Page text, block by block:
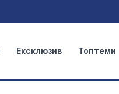
Ексклюзив Топтеми